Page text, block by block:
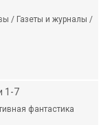
/ Газеты и журналы /
1-7
фантастика